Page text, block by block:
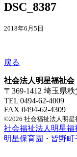
DSC_8387
2018年6月5日
戻る
社会法人明星福祉
〒369-1412 埼玉県
TEL 0494-62-4009
FAX 0494-62-4309
©2026 社会福祉法人明星
社会福祉法人明星福
明星保育園 ・ 皆野町